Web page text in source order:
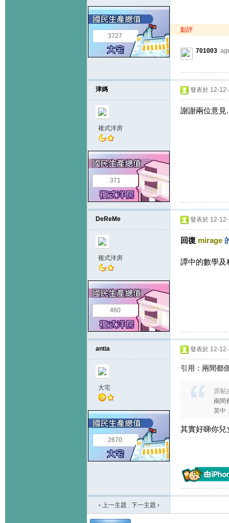
3727
點評
701003
津媽
複式洋房
371
發表於 12-
謝謝兩位意
DeReMe
複式洋房
460
發表於 12-
回復 mirage
譚中的數學及
antia
大宅
2670
發表於 12-
引用：兩間都
原
兩間
英中
其實好睇你兒
‹ 上一主題 下一主題 ›